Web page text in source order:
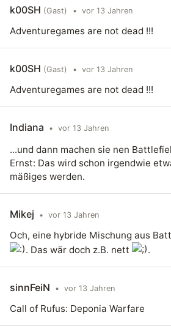
k00SH (Gast) • vor 13 Jahren
Adventuregames are not dead !!!
k00SH (Gast) • vor 13 Jahren
Adventuregames are not dead !!!
Indiana • vor 13 Jahren
...und dann machen sie nen
Ernst: Das wird schon irgendwie
mäßiges werden.
Mikej • vor 13 Jahren
Och, eine hybride Mischung aus
. Das wär doch z.B. nett
.
sinnFeiN • vor 13 Jahren
Call of Rufus: Deponia Warfare